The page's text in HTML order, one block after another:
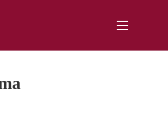
Menu